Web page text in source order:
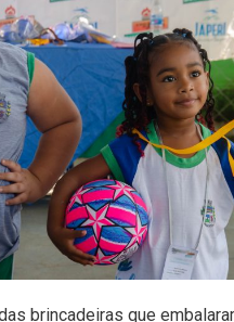
brincadeiras que